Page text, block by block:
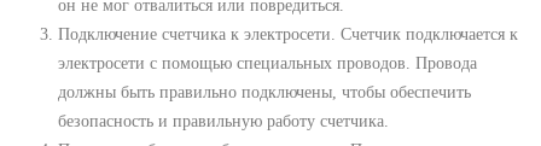
он не мог отвалиться или повредиться.
Подключение счетчика к электросети. Счетчик подключается к
электросети с помощью специальных проводов. Провода
должны быть правильно подключены, чтобы обеспечить
безопасность и правильную работу счетчика.